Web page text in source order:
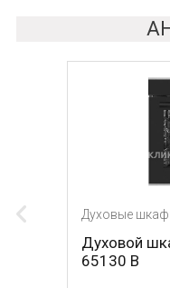
Духовые
Духовой
65130 B
Духовые
Духовой
65130 W